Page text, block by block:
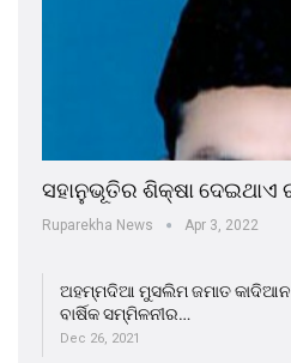
ସହାନୁଭୂତିର ଶିକ୍ଷା ଦେଇଥାଏ
Ruparekha News Apr 3, 2022
ଅହମ୍ମଦିଆ ମୁସଲିମ ଜମାତ କାଦିଆନ
ବାର୍ଷିକ ସମ୍ମିଳନୀର…
Dec 26, 2021